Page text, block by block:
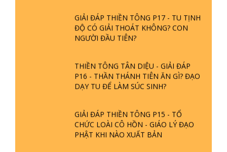
GIẢI ĐÁP THIỀN TÔNG P17 - TU TỊNH
ĐỘ CÓ GIẢI THOÁT KHÔNG? CON
NGƯỜI ĐẦU TIÊN?
THIỀN TÔNG TÂN DIỆU - GIẢI ĐÁP
P16 - THẦN THÁNH TIÊN ĂN GÌ? ĐẠO
DẠY TU ĐỂ LÀM SÚC SINH?
GIẢI ĐÁP THIỀN TÔNG P15 - TỔ
CHỨC LOÀI CÔ HỒN - GIÁO LÝ ĐẠO
PHẬT KHI NÀO XUẤT BẢN